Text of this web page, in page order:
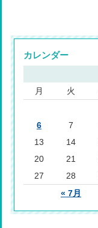
カレンダー
月
火
« 7月
6
7
13
14
20
21
27
28